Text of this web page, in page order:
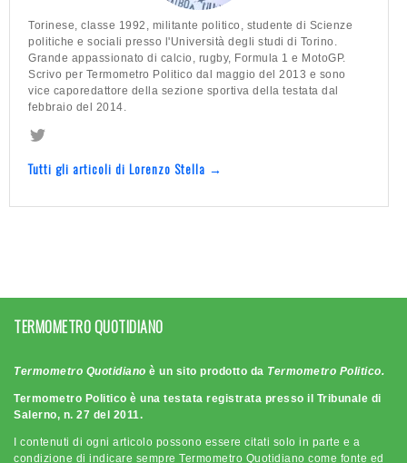
Torinese, classe 1992, militante politico, studente di Scienze
politiche e sociali presso l'Università degli studi di Torino.
Grande appassionato di calcio, rugby, Formula 1 e MotoGP.
Scrivo per Termometro Politico dal maggio del 2013 e sono
vice caporedattore della sezione sportiva della testata dal
febbraio del 2014.
Tutti gli articoli di Lorenzo Stella →
TERMOMETRO QUOTIDIANO
Termometro Quotidiano è un sito prodotto da Termometro Politico.
Termometro Politico è una testata registrata presso il Tribunale di
Salerno, n. 27 del 2011.
I contenuti di ogni articolo possono essere citati solo in parte e a
condizione di indicare sempre Termometro Quotidiano come fonte ed